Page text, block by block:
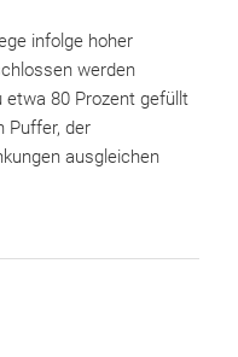
infolge hoher
werden
etwa 80 Prozent gefüllt
Puffer, der
ausgleichen